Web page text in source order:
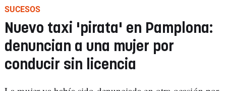
SUCESOS
Nuevo taxi 'pirata' en Pamplona:
denuncian a una mujer por
conducir sin licencia